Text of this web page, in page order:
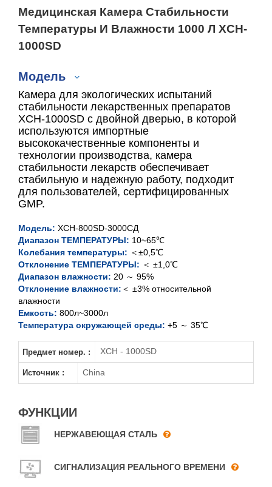
Медицинская Камера Стабильности
Температуры И Влажности 1000 Л XCH-
1000SD
Модель
XCH-800SD
XCH-1000SD
ХЧ-2000СД
Камера для экологических испытаний
стабильности лекарственных препаратов
XCH-1000SD с двойной дверью, в которой
используются импортные
высококачественные компоненты и
технологии производства, камера
стабильности лекарств обеспечивает
стабильную и надежную работу, подходит
для пользователей, сертифицированных
GMP.
Модель: XCH-800SD-3000СД
Диапазон ТЕМПЕРАТУРЫ: 10~65℃
Колебания температуры: ＜±0,5℃
Отклонение ТЕМПЕРАТУРЫ: ＜ ±1,0℃
Диапазон влажности: 20 ～ 95%
Отклонение влажности: ＜ ±3% относительной
влажности
Емкость: 800л~3000л
Температура окружающей среды: +5 ～ 35℃
Предмет номер. : XCH - 1000SD
Источник : China
ФУНКЦИИ
НЕРЖАВЕЮЩАЯ СТАЛЬ
СИГНАЛИЗАЦИЯ РЕАЛЬНОГО ВРЕМЕНИ